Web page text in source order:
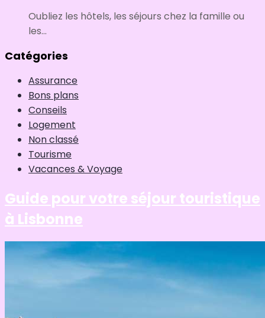
Oubliez les hôtels, les séjours chez la famille ou
les...
Catégories
Assurance
Bons plans
Conseils
Logement
Non classé
Tourisme
Vacances & Voyage
Guide pour votre séjour touristique
à Lisbonne